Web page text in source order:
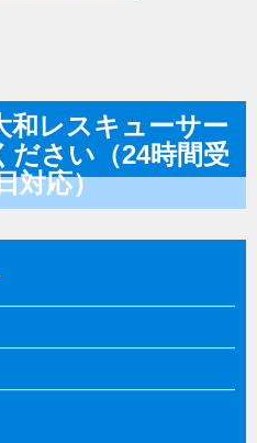
和レスキューサー
ださい（24時間受
対応）